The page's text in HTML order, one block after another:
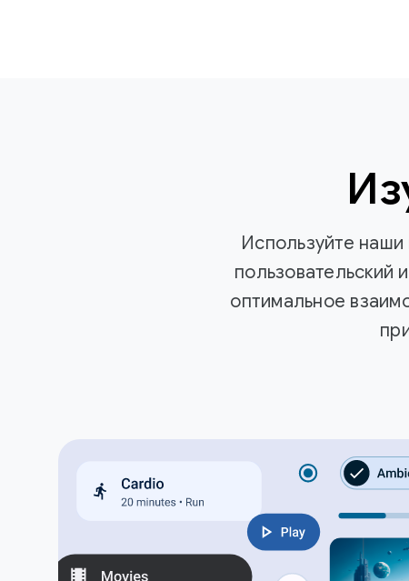
Используйте
оптимальное